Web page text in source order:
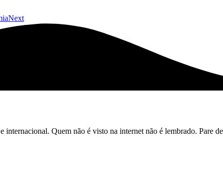
Next
internacional. Quem não é visto na internet não é lembrado. Pare